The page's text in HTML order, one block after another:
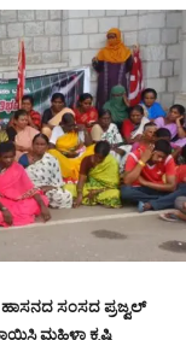
ಸಂಸದ ಪ್ರಜ್ವಲ್
ಮಹಿಳಾ ಕೃಷಿ